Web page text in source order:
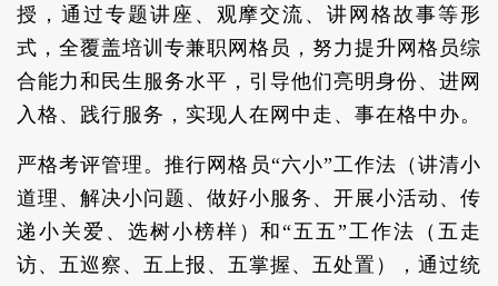
授，通过专题讲座、观摩交流、讲网格故事等形
式，全覆盖培训专兼职网格员，努力提升网格员综
合能力和民生服务水平，引导他们亮明身份、进网
入格、践行服务，实现人在网中走、事在格中办。
严格考评管理。推行网格员“六小”工作法（讲清小
道理、解决小问题、做好小服务、开展小活动、传
递小关爱、选树小榜样）和“五五”工作法（五走
访、五巡察、五上报、五掌握、五处置），通过统